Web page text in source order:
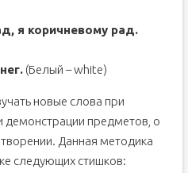
я коричневому рад.
(Белый – white)
новые слова при
демонстрации предметов, о
Данная методика
следующих стишков: